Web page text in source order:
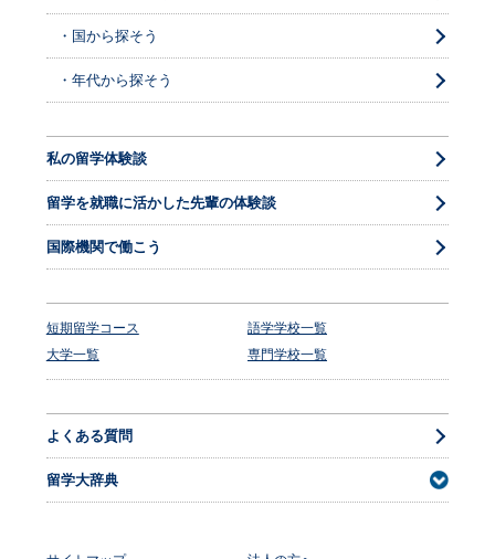
・国から探そう
・年代から探そう
私の留学体験談
留学を就職に活かした先輩の体験談
国際機関で働こう
短期留学コース
語学学校一覧
大学一覧
専門学校一覧
よくある質問
留学大辞典